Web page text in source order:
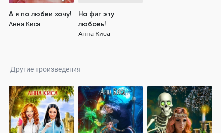
А я по любви хочу!
Анна Киса
На фиг эту
любовь!
Анна Киса
Другие произведения